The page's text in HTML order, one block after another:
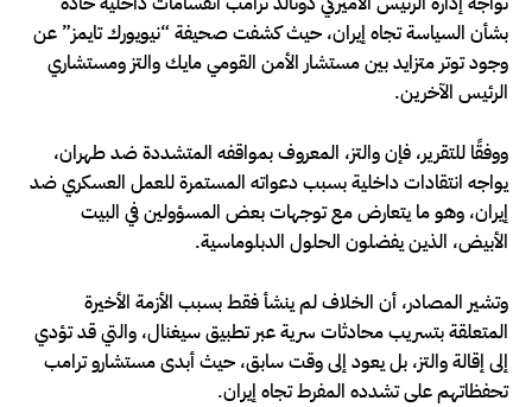
بشأن السياسة تجاه إيران، حيث كشفت صحيفة “نيويورك تايمز” عن
وجود توتر متزايد بين مستشار الأمن القومي مايك والتز ومستشاري
الرئيس الآخرين.
ووفقًا للتقرير، فإن والتز، المعروف بمواقفه المتشددة ضد طهران،
يواجه انتقادات داخلية بسبب دعواته المستمرة للعمل العسكري ضد
إيران، وهو ما يتعارض مع توجهات بعض المسؤولين في البيت
الأبيض، الذين يفضلون الحلول الدبلوماسية.
وتشير المصادر، أن الخلاف لم ينشأ فقط بسبب الأزمة الأخيرة
المتعلقة بتسريب محادثات سرية عبر تطبيق سيغنال، والتي قد تؤدي
إلى إقالة والتز، بل يعود إلى وقت سابق، حيث أبدى مستشارو ترامب
تحفظاتهم على تشدده المفرط تجاه إيران.